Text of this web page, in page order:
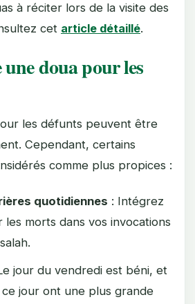
à réciter lors de la visite des
cet article détaillé.
doua pour les
les défunts peuvent être
Cependant, certains
comme plus propices :
quotidiennes : Intégrez
les morts dans vos invocations
jour du vendredi est béni, et
ce jour ont une plus grande